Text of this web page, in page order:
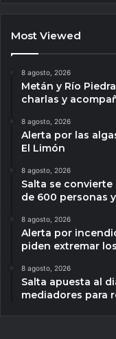
Most Viewed
8 agosto, 2026
Metán y Río
charlas y
8 agosto, 2026
Alerta por las
El Limón
8 agosto, 2026
Salta se
de 600 personas
8 agosto, 2026
Alerta por
piden extremar
8 agosto, 2026
Salta apuesta al
mediadores para